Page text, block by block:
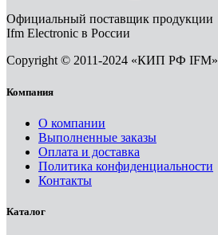
Официальный поставщик продукции
Ifm Electronic в России
Copyright © 2011-2024 «КИП РФ IFM»
Компания
О компании
Выполненные заказы
Оплата и доставка
Политика конфиденциальности
Контакты
Каталог